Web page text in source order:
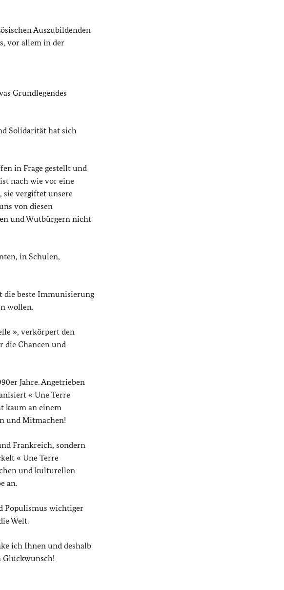
Auszubildenden
vor allem in der
Grundlegendes
Solidarität hat sich
in Frage gestellt und
nach wie vor eine
sie vergiftet unsere
von diesen
und Wutbürgern nicht
in Schulen,
die beste Immunisierung
wollen.
», verkörpert den
die Chancen und
Jahre. Angetrieben
« Une Terre
kaum an einem
und Mitmachen!
Frankreich, sondern
« Une Terre
und kulturellen
an.
Populismus wichtiger
Welt.
ich Ihnen und deshalb
Glückwunsch!